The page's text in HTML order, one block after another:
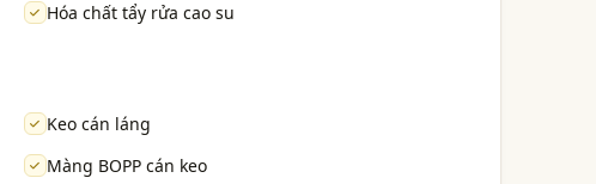
Hóa chất tẩy rửa cao su
Keo cán láng
Màng BOPP cán keo